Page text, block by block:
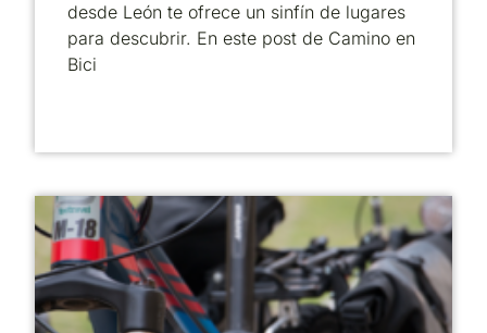
desde León te ofrece un sinfín de lugares
para descubrir. En este post de Camino en
Bici